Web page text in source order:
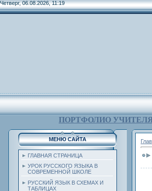
Четверг, 06.08.2026, 11:19
ПОРТФОЛИО
МЕНЮ САЙТА
ГЛАВНАЯ СТРАНИЦА
УРОК РУССКОГО ЯЗЫКА В
СОВРЕМЕННОЙ ШКОЛЕ
РУССКИЙ ЯЗЫК В СХЕМАХ И
ТАБЛИЦАХ